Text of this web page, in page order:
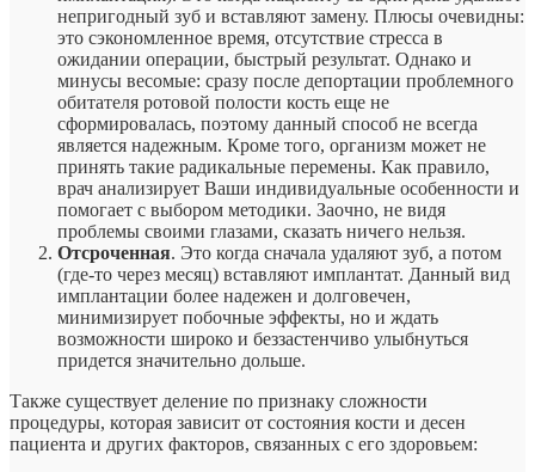
непригодный зуб и вставляют замену. Плюсы очевидны:
это сэкономленное время, отсутствие стресса в
ожидании операции, быстрый результат. Однако и
минусы весомые: сразу после депортации проблемного
обитателя ротовой полости кость еще не
сформировалась, поэтому данный способ не всегда
является надежным. Кроме того, организм может не
принять такие радикальные перемены. Как правило,
врач анализирует Ваши индивидуальные особенности и
помогает с выбором методики. Заочно, не видя
проблемы своими глазами, сказать ничего нельзя.
Отсроченная. Это когда сначала удаляют зуб, а потом
(где-то через месяц) вставляют имплантат. Данный вид
имплантации более надежен и долговечен,
минимизирует побочные эффекты, но и ждать
возможности широко и беззастенчиво улыбнуться
придется значительно дольше.
Также существует деление по признаку сложности
процедуры, которая зависит от состояния кости и десен
пациента и других факторов, связанных с его здоровьем: